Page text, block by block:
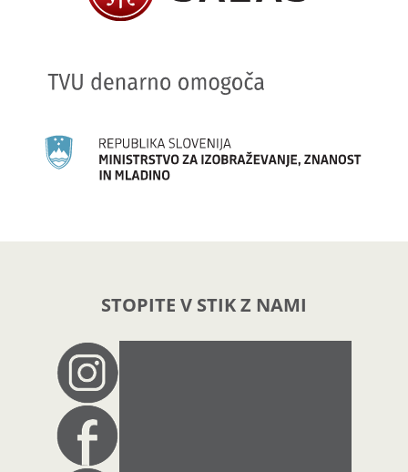
STOPITE V STIK Z NAMI